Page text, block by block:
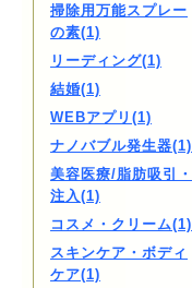
掃除用万能スプレー
の素(1)
リーディング(1)
結婚(1)
WEBアプリ(1)
ナノバブル発生器(1)
美容医療/脂肪吸引・
注入(1)
コスメ・クリーム(1)
スキンケア・ボディ
ケア(1)